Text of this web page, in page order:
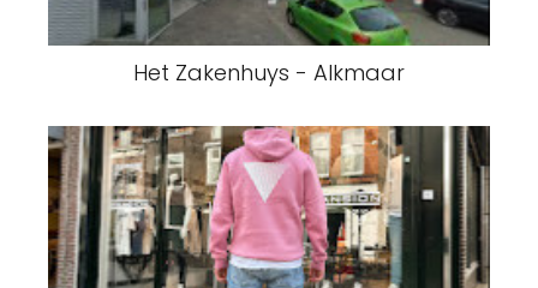
Het Zakenhuys - Alkmaar